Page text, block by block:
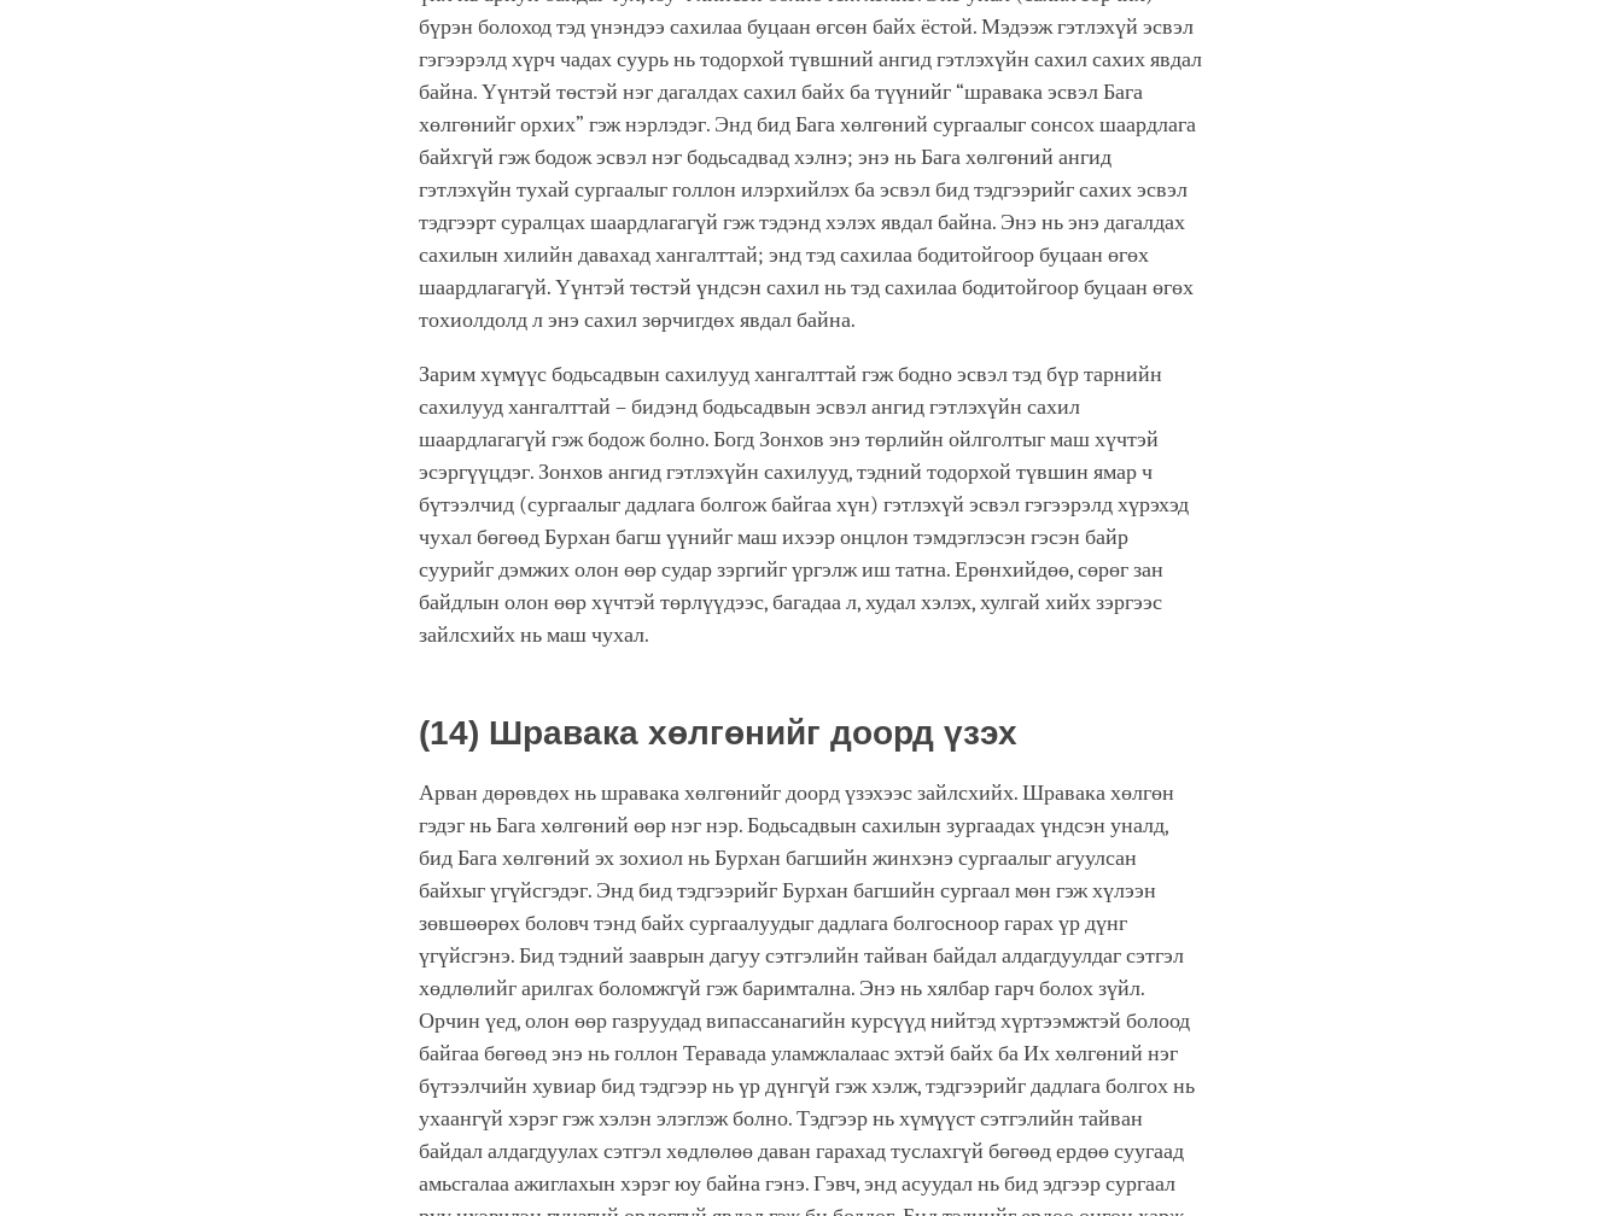
бүрэн болоход тэд үнэндээ сахилаа буцаан өгсөн байх ёстой. Мэдээж гэтлэхүй эсвэл
гэгээрэлд хүрч чадах суурь нь тодорхой түвшний ангид гэтлэхүйн сахил сахих явдал
байна. Үүнтэй төстэй нэг дагалдах сахил байх ба түүнийг “шравака эсвэл Бага
хөлгөнийг орхих” гэж нэрлэдэг. Энд бид Бага хөлгөний сургаалыг сонсох шаардлага
байхгүй гэж бодож эсвэл нэг бодьсадвад хэлнэ; энэ нь Бага хөлгөний ангид
гэтлэхүйн тухай сургаалыг голлон илэрхийлэх ба эсвэл бид тэдгээрийг сахих эсвэл
тэдгээрт суралцах шаардлагагүй гэж тэдэнд хэлэх явдал байна. Энэ нь энэ дагалдах
сахилын хилийн давахад хангалттай; энд тэд сахилаа бодитойгоор буцаан өгөх
шаардлагагүй. Үүнтэй төстэй үндсэн сахил нь тэд сахилаа бодитойгоор буцаан өгөх
тохиолдолд л энэ сахил зөрчигдөх явдал байна.
Зарим хүмүүс бодьсадвын сахилууд хангалттай гэж бодно эсвэл тэд бүр тарнийн
сахилууд хангалттай – бидэнд бодьсадвын эсвэл ангид гэтлэхүйн сахил
шаардлагагүй гэж бодож болно. Богд Зонхов энэ төрлийн ойлголтыг маш хүчтэй
эсэргүүцдэг. Зонхов ангид гэтлэхүйн сахилууд, тэдний тодорхой түвшин ямар ч
бүтээлчид (сургаалыг дадлага болгож байгаа хүн) гэтлэхүй эсвэл гэгээрэлд хүрэхэд
чухал бөгөөд Бурхан багш үүнийг маш ихээр онцлон тэмдэглэсэн гэсэн байр
суурийг дэмжих олон өөр судар зэргийг үргэлж иш татна. Ерөнхийдөө, сөрөг зан
байдлын олон өөр хүчтэй төрлүүдээс, багадаа л, худал хэлэх, хулгай хийх зэргээс
зайлсхийх нь маш чухал.
(14) Шравака хөлгөнийг доорд үзэх
Арван дөрөвдөх нь шравака хөлгөнийг доорд үзэхээс зайлсхийх. Шравака хөлгөн
гэдэг нь Бага хөлгөний өөр нэг нэр. Бодьсадвын сахилын зургаадах үндсэн уналд,
бид Бага хөлгөний эх зохиол нь Бурхан багшийн жинхэнэ сургаалыг агуулсан
байхыг үгүйсгэдэг. Энд бид тэдгээрийг Бурхан багшийн сургаал мөн гэж хүлээн
зөвшөөрөх боловч тэнд байх сургаалуудыг дадлага болгосноор гарах үр дүнг
үгүйсгэнэ. Бид тэдний зааврын дагуу сэтгэлийн тайван байдал алдагдуулдаг сэтгэл
хөдлөлийг арилгах боломжгүй гэж баримтална. Энэ нь хялбар гарч болох зүйл.
Орчин үед, олон өөр газруудад випассанагийн курсүүд нийтэд хүртээмжтэй болоод
байгаа бөгөөд энэ нь голлон Теравада уламжлалаас эхтэй байх ба Их хөлгөний нэг
бүтээлчийн хувиар бид тэдгээр нь үр дүнгүй гэж хэлж, тэдгээрийг дадлага болгох нь
ухаангүй хэрэг гэж хэлэн элэглэж болно. Тэдгээр нь хүмүүст сэтгэлийн тайван
байдал алдагдуулах сэтгэл хөдлөлөө даван гарахад туслахгүй бөгөөд ердөө суугаад
амьсгалаа ажиглахын хэрэг юу байна гэнэ. Гэвч, энд асуудал нь бид эдгээр сургаал